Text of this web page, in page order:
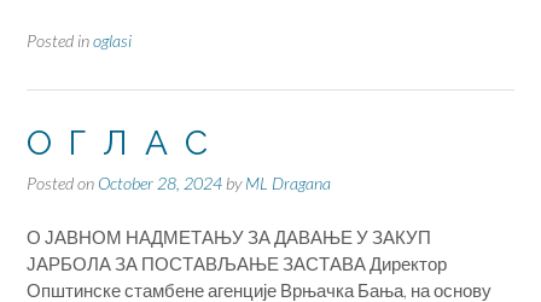
Posted inoglasi
О Г Л А С
Posted on October 28, 2024 byML Dragana
О ЈАВНОМ НАДМЕТАЊУ ЗА ДАВАЊЕ У ЗАКУП
ЈАРБОЛА ЗА ПОСТАВЉАЊЕ ЗАСТАВА Директор
Општинске стамбене агенције Врњачка Бања, на основу